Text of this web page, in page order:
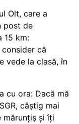
Olt, care a
post de
15 km:
că
vede la clasă, în
cu ora: Dacă mă
câștig mai
și îți